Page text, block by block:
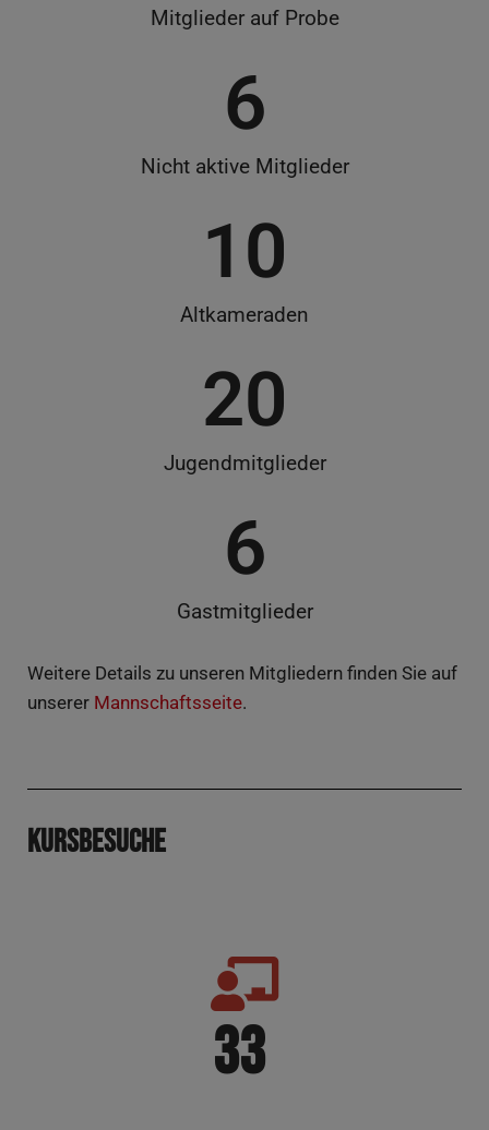
Mit­glie­der auf Probe
Nicht akti­ve Mitglieder
6
Alt­ka­me­ra­den
10
Jugend­mit­glie­der
20
Gast­mit­glie­der
6
Wei­te­re Details zu unse­ren Mit­glie­dern fin­den Sie auf
unse­rer Mann­schafts­sei­te.
Kurs­be­su­che
33